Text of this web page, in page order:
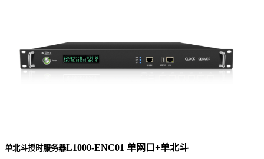
单北斗授时服务器L1000-ENC01 单网口+单北斗